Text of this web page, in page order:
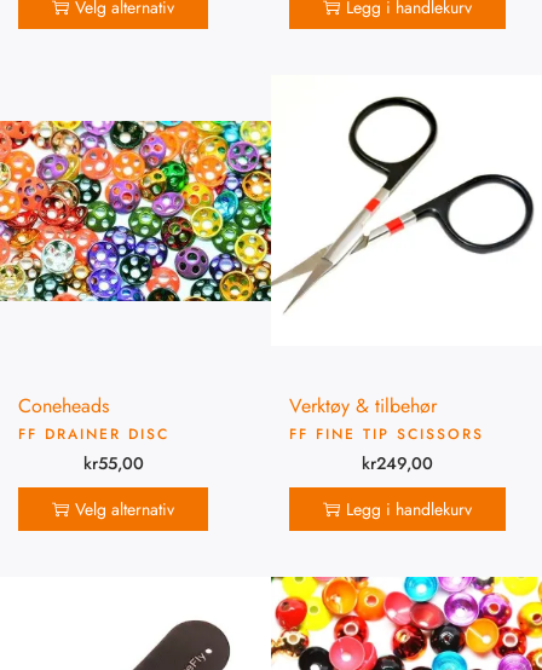
Velg alternativ Legg i handlekurv
Coneheads
FF DRAINER DISC
kr55,00
Velg alternativ
Verktøy & tilbehør
FF FINE TIP SCISSORS
kr249,00
Legg i handlekurv